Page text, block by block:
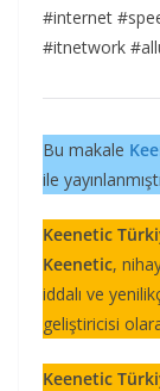
#internet
#itnetwork
Bu makale
ile
Keenetic
Keenetic,
iddalı ve
geliştiricisi
Keenetic